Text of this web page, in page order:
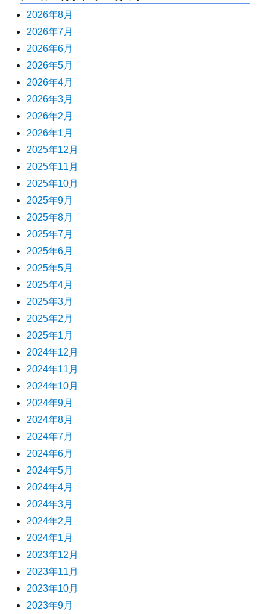
2026年8月
2026年7月
2026年6月
2026年5月
2026年4月
2026年3月
2026年2月
2026年1月
2025年12月
2025年11月
2025年10月
2025年9月
2025年8月
2025年7月
2025年6月
2025年5月
2025年4月
2025年3月
2025年2月
2025年1月
2024年12月
2024年11月
2024年10月
2024年9月
2024年8月
2024年7月
2024年6月
2024年5月
2024年4月
2024年3月
2024年2月
2024年1月
2023年12月
2023年11月
2023年10月
2023年9月